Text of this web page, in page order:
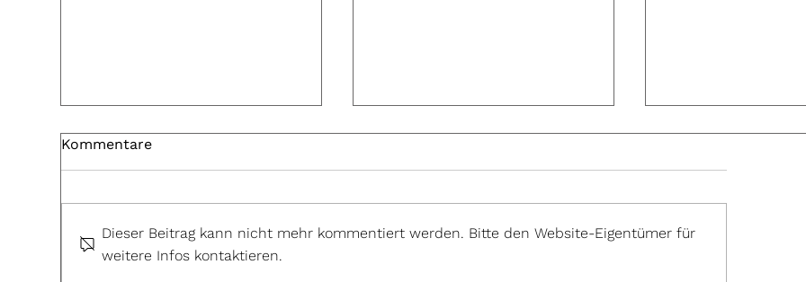
Kommentare
Dieser Beitrag kann nicht mehr kommentiert werden. Bitte den Website-Eigentümer für
weitere Infos kontaktieren.